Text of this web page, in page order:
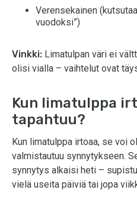
Verensekainen
vuodoksi”)
Vinkki: Limatulpan väri ei
olisi vialla – vaihtelut ovat
Kun limatulppa
tapahtuu?
Kun limatulppa irtoaa, se voi
valmistautuu synnytykseen.
synnytys alkaisi heti –
vielä useita päiviä tai jopa